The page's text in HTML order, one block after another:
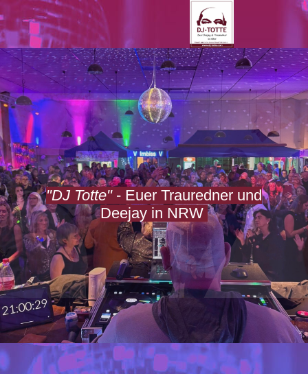
"DJ Totte"- Euer Trauredner und
Deejay in NRW